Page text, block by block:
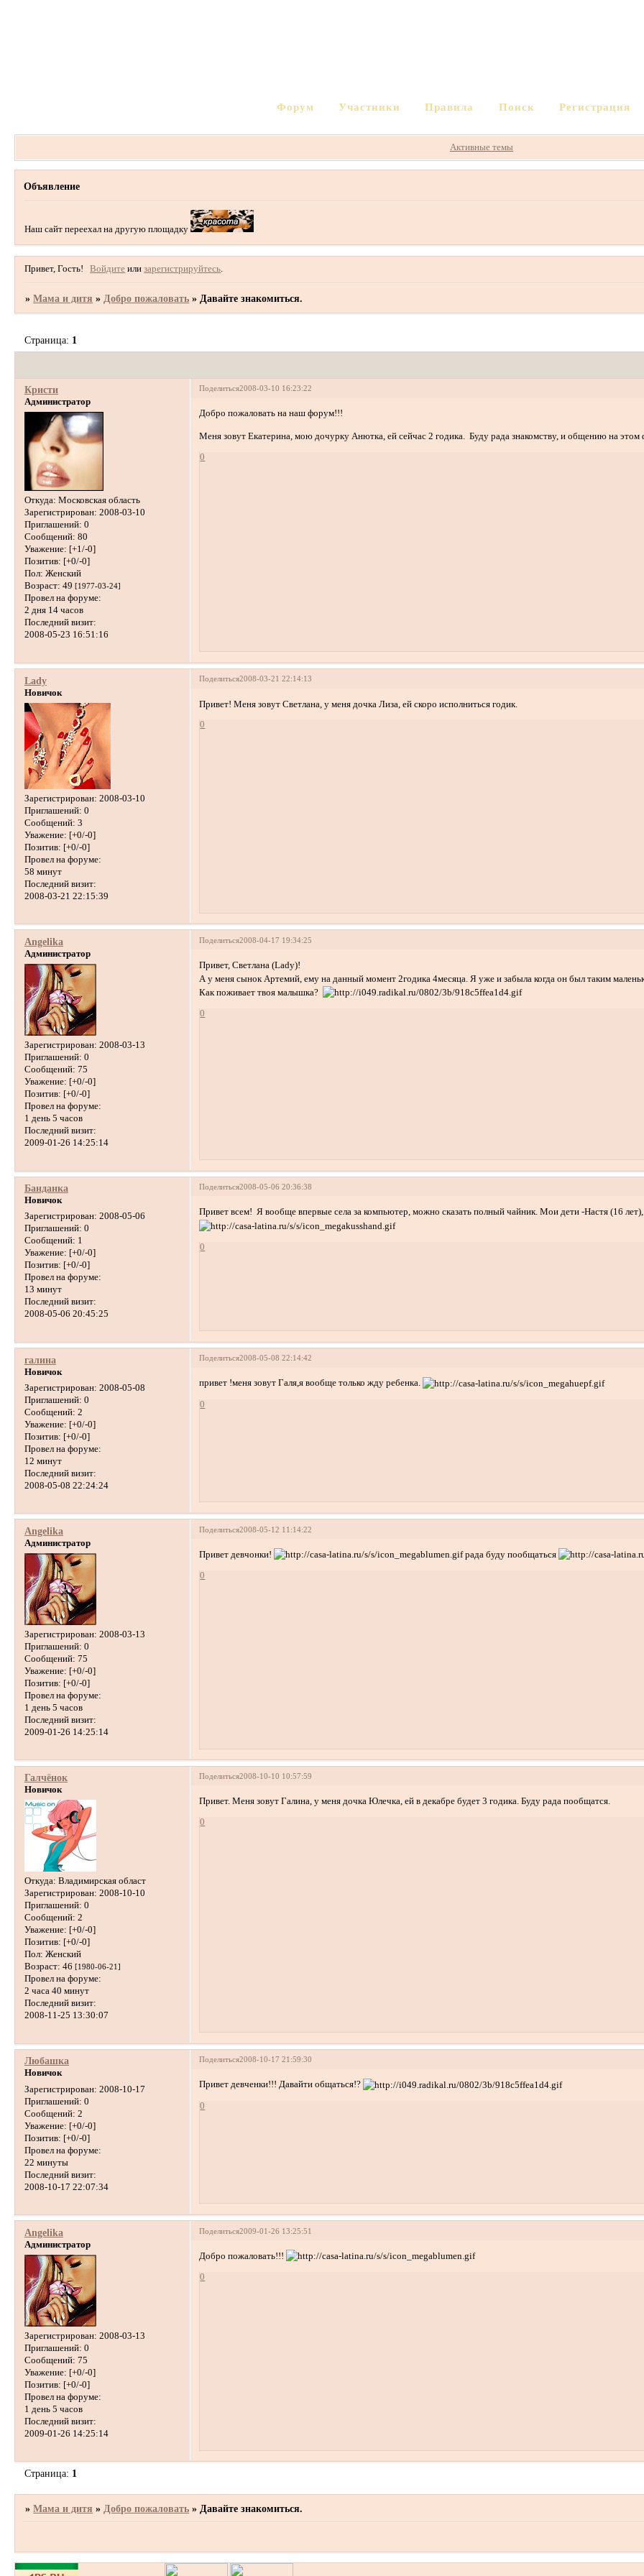
Форум Участники Правила Поиск Регистрация
Активные темы
Объявление
Наш сайт переехал на другую площадку
Привет, Гость! Войдите илизарегистрируйтесь
»Мама и дитя » Добро пожаловать » Давайте знакомиться.
Страница: 1
Поделиться2008-03-10 16:23:22
Кристи
Администратор
Откуда: Московская область
Зарегистрирован: 2008-03-10
Приглашений: 0
Сообщений: 80
Уважение: [+1/-0]
Позитив: [+0/-0]
Пол: Женский
Возраст: 49 [1977-03-24]
Провел на форуме:
2 дня 14 часов
Последний визит:
2008-05-23 16:51:16
Добро пожаловать на наш форум!!!
Меня зовут Екатерина, мою дочурку Анютка, ей сейчас 2 годика. Буду рада знакомству, и общению на
0
Поделиться2008-03-21 22:14:13
Lady
Новичок
Зарегистрирован: 2008-03-10
Приглашений: 0
Сообщений: 3
Уважение: [+0/-0]
Позитив: [+0/-0]
Провел на форуме:
58 минут
Последний визит:
2008-03-21 22:15:39
Привет! Меня зовут Светлана, у меня дочка Лиза, ей скоро исполниться годик.
0
Поделиться2008-04-17 19:34:25
Angelika
Администратор
Зарегистрирован: 2008-03-13
Приглашений: 0
Сообщений: 75
Уважение: [+0/-0]
Позитив: [+0/-0]
Провел на форуме:
1 день 5 часов
Последний визит:
2009-01-26 14:25:14
Привет, Светлана (Lady)!
А у меня сынок Артемий, ему на данный момент 2годика 4месяца. Я уже и забыла когда он был таким
Как поживает твоя малышка?
0
Поделиться2008-05-06 20:36:38
Банданка
Новичок
Зарегистрирован: 2008-05-06
Приглашений: 0
Сообщений: 1
Уважение: [+0/-0]
Позитив: [+0/-0]
Провел на форуме:
13 минут
Последний визит:
2008-05-06 20:45:25
Привет всем! Я вообще впервые села за компьютер, можно сказать полный чайник. Мои дети -Настя (16
0
Поделиться2008-05-08 22:14:42
галина
Новичок
Зарегистрирован: 2008-05-08
Приглашений: 0
Сообщений: 2
Уважение: [+0/-0]
Позитив: [+0/-0]
Провел на форуме:
12 минут
Последний визит:
2008-05-08 22:24:24
привет !меня зовут Галя,я вообще только жду ребенка.
0
Поделиться2008-05-12 11:14:22
Angelika
Администратор
Зарегистрирован: 2008-03-13
Приглашений: 0
Сообщений: 75
Уважение: [+0/-0]
Позитив: [+0/-0]
Провел на форуме:
1 день 5 часов
Последний визит:
2009-01-26 14:25:14
Привет девчонки! рада буду пообщаться
0
Поделиться2008-10-10 10:57:59
Галчёнок
Новичок
Откуда: Владимирская област
Зарегистрирован: 2008-10-10
Приглашений: 0
Сообщений: 2
Уважение: [+0/-0]
Позитив: [+0/-0]
Пол: Женский
Возраст: 46 [1980-06-21]
Провел на форуме:
2 часа 40 минут
Последний визит:
2008-11-25 13:30:07
Привет. Меня зовут Галина, у меня дочка Юлечка, ей в декабре будет 3 годика. Буду рада пообщатся.
0
Поделиться2008-10-17 21:59:30
Любашка
Новичок
Зарегистрирован: 2008-10-17
Приглашений: 0
Сообщений: 2
Уважение: [+0/-0]
Позитив: [+0/-0]
Провел на форуме:
22 минуты
Последний визит:
2008-10-17 22:07:34
Привет девченки!!! Давайти общаться!?
0
Поделиться2009-01-26 13:25:51
Angelika
Администратор
Зарегистрирован: 2008-03-13
Приглашений: 0
Сообщений: 75
Уважение: [+0/-0]
Позитив: [+0/-0]
Провел на форуме:
1 день 5 часов
Последний визит:
2009-01-26 14:25:14
Добро пожаловать!!!
0
Страница: 1
»Мама и дитя » Добро пожаловать » Давайте знакомиться.